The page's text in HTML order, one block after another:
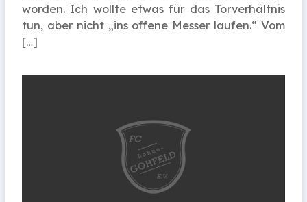
worden. Ich wollte etwas für das Torverhältnis
tun, aber nicht „ins offene Messer laufen.“ Vom
[…]